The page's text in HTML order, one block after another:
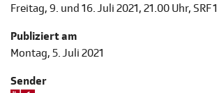
Freitag, 9. und 16. Juli 2021, 21.00 Uhr, SRF 1
Publiziert am
Montag, 5. Juli 2021
Sender